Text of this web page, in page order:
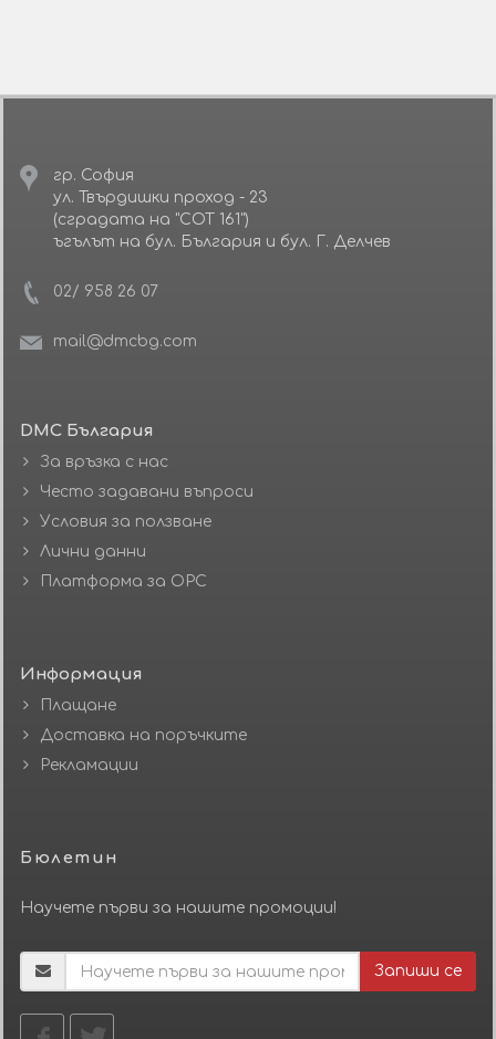
гр. София
ул. Твърдишки проход - 23
(сградата на "СОТ 161")
ъгълът на бул. България и бул. Г. Делчев
02/ 958 26 07
mail@dmcbg.com
DMC България
За връзка с нас
Често задавани въпроси
Условия за ползване
Лични данни
Платформа за ОРС
Информация
Плащане
Доставка на поръчките
Рекламации
Бюлетин
Научете първи за нашите промоции!
Запиши се